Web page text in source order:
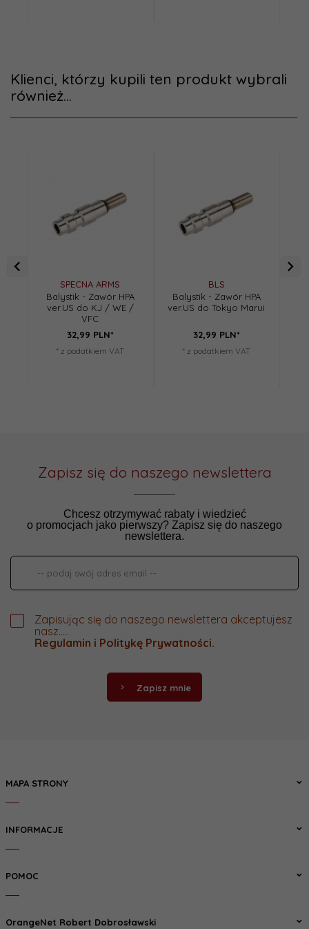
Klienci, którzy kupili ten produkt wybrali
również...
SPECNA ARMS
Balystik - Zawór HPA
ver.US do KJ / WE /
VFC
32,99 PLN*
* z podatkiem VAT
BLS
Balystik - Zawór HPA
ver.US do Tokyo Marui
32,99 PLN*
* z podatkiem VAT
Zapisz się do naszego newslettera
Chcesz otrzymywać rabaty i wiedzieć
o promocjach jako pierwszy? Zapisz się do naszego
newslettera.
Zapisując się do naszego newslettera akceptujesz
nasz.....
Regulamin i Politykę Prywatności.
Zapisz mnie
MAPA STRONY
INFORMACJE
POMOC
OrangeNet Robert Dobrosławski